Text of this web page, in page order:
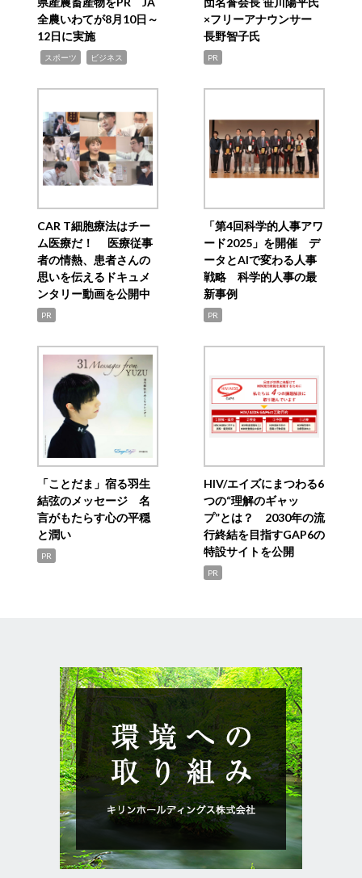
全農いわてが8月10日～
12日に実施
スポーツ ビジネス
×フリーアナウンサー
長野智子氏
PR
CAR T細胞療法はチー
ム医療だ！ 医療従事
者の情熱、患者さんの
思いを伝えるドキュメ
ンタリー動画を公開中
PR
「第4回科学的人事アワ
ード2025」を開催 デ
ータとAIで変わる人事
戦略 科学的人事の最
新事例
PR
「ことだま」宿る羽生
結弦のメッセージ 名
言がもたらす心の平穏
と潤い
PR
HIV/エイズにまつわる6
つの“理解のギャッ
プ”とは？ 2030年の流
行終結を目指すGAP6の
特設サイトを公開
PR